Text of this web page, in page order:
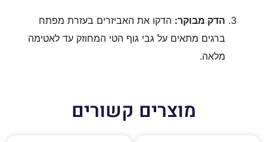
הדק מבוקר: הדקו את האביזרים בעזרת מפתח
ברגים מתאים על גבי גוף הטי המחוזק עד לאטימה
מלאה.
מוצרים קשורים